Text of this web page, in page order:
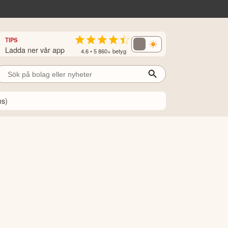
TIPS
Ladda ner vår app 4.6 • 5 860+ betyg